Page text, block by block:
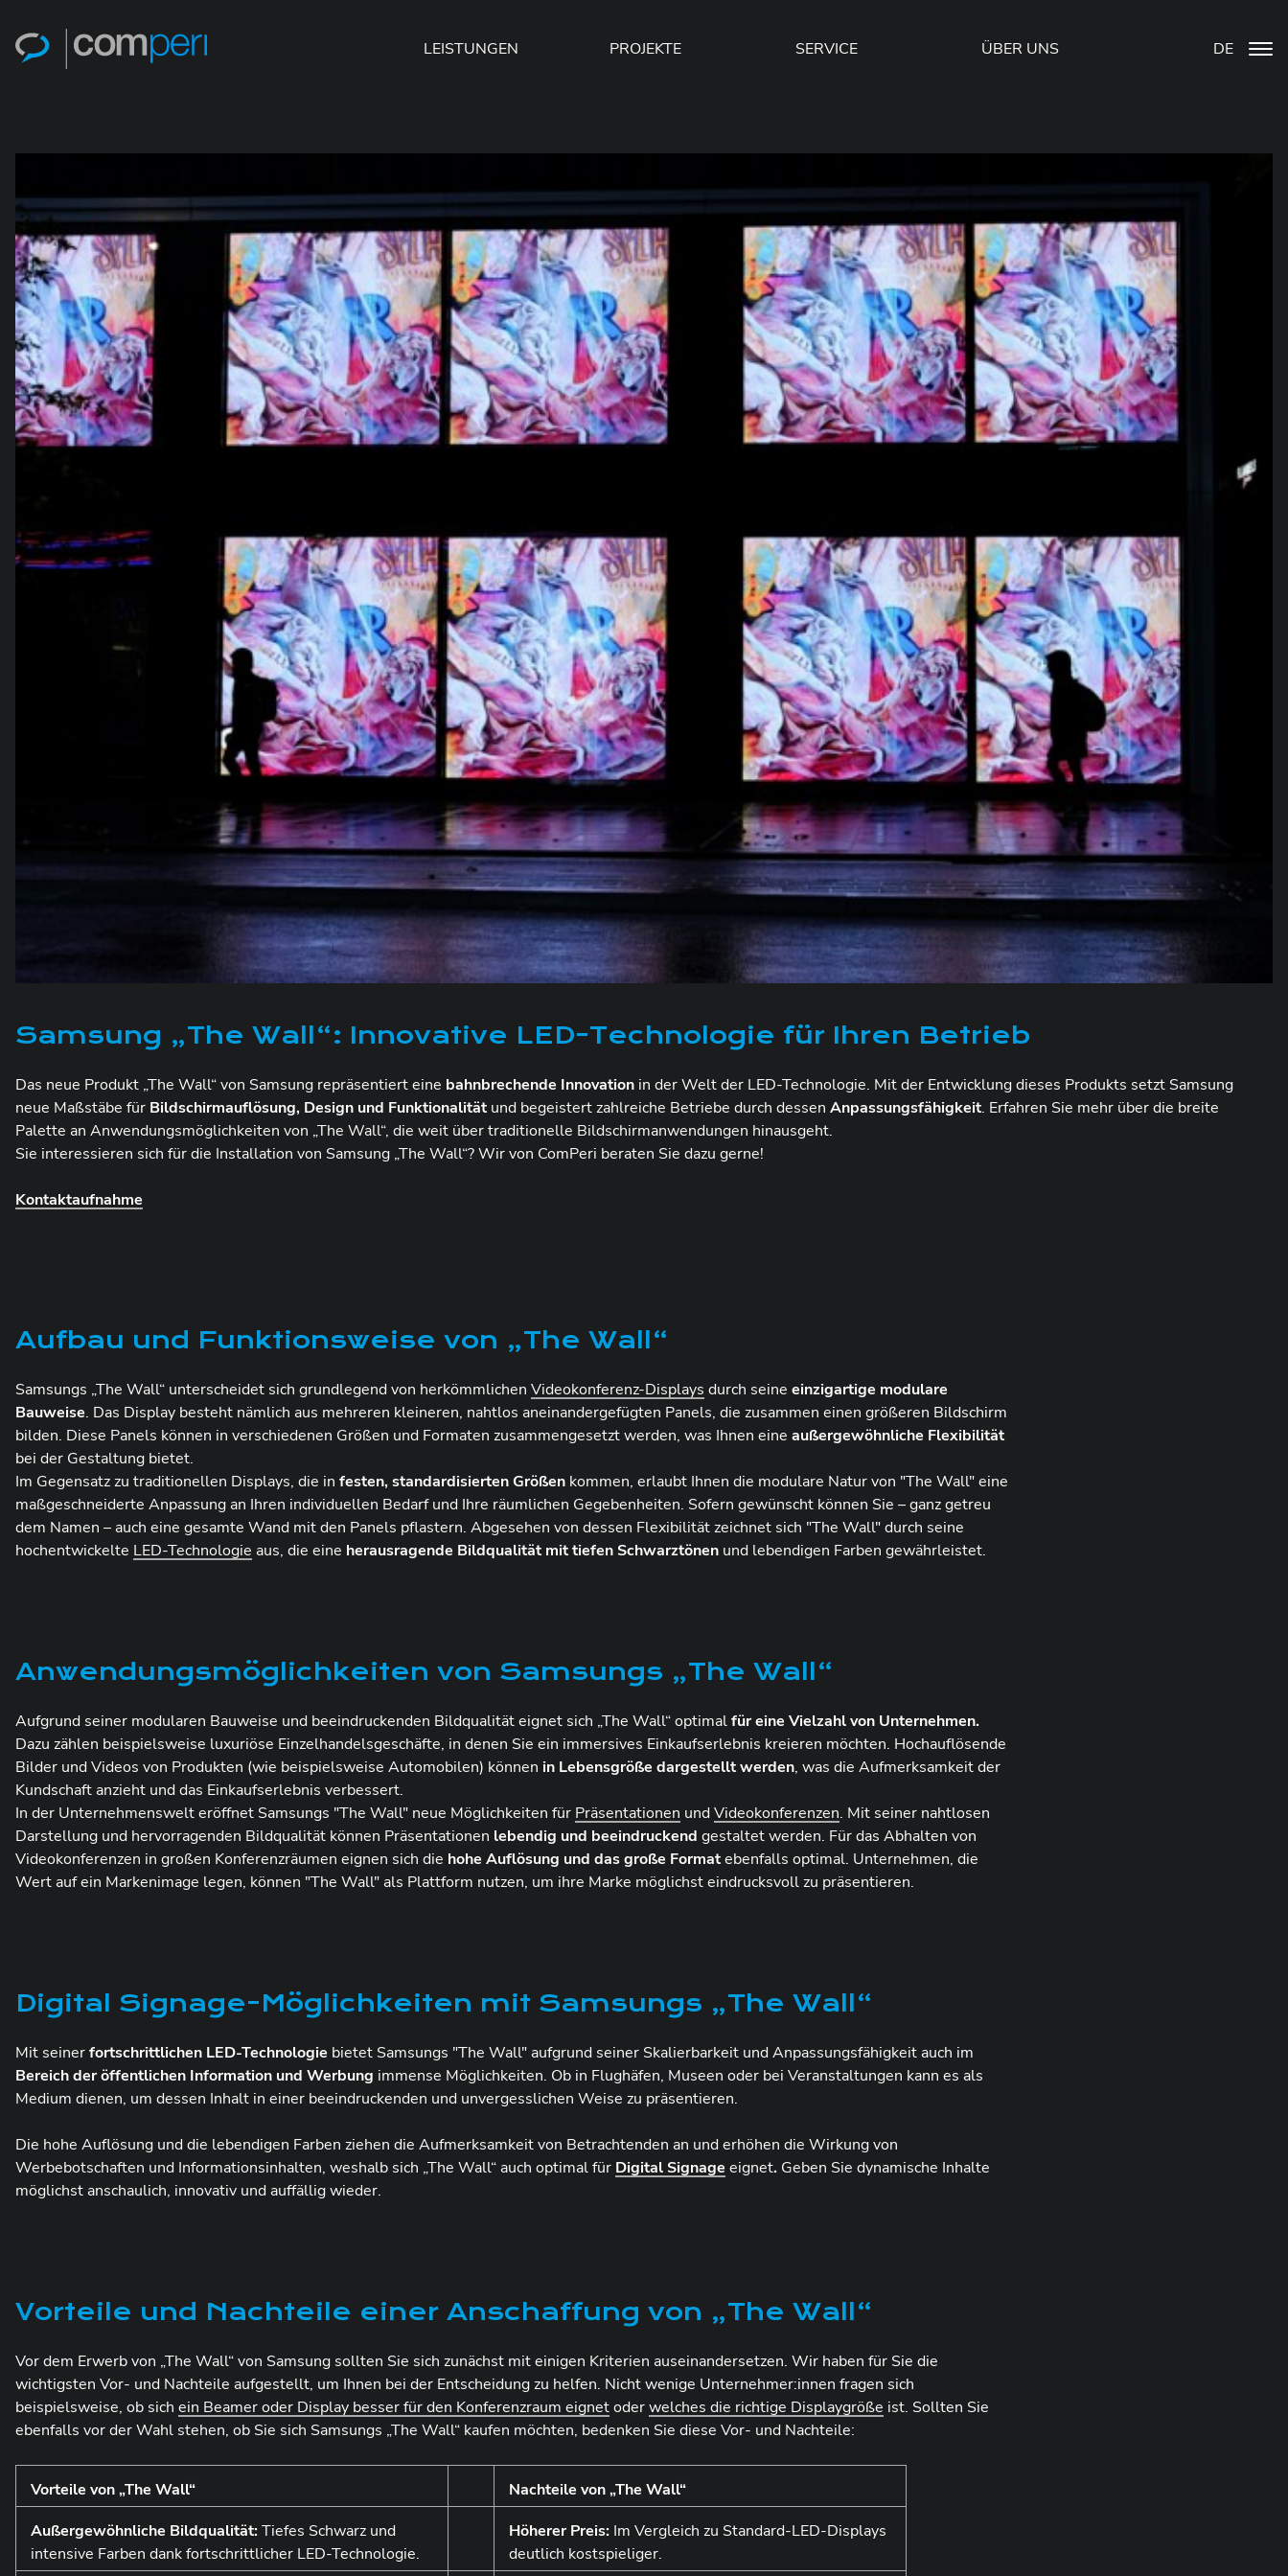
LEISTUNGEN PROJEKTE SERVICE ÜBER UNS DE
Samsung „The Wall“: Innovative LED-Technologie für Ihren Betrieb
Das neue Produkt „The Wall“ von Samsung repräsentiert eine bahnbrechende Innovation in der Welt der LED-Technologie. Mit der Entwicklung dieses Produkts setzt Samsung
neue Maßstäbe für Bildschirmauflösung, Design und Funktionalität und begeistert zahlreiche Betriebe durch dessen Anpassungsfähigkeit. Erfahren Sie mehr über die breite
Palette an Anwendungsmöglichkeiten von „The Wall“, die weit über traditionelle Bildschirmanwendungen hinausgeht.
Sie interessieren sich für die Installation von Samsung „The Wall“? Wir von ComPeri beraten Sie dazu gerne!
Kontaktaufnahme
Aufbau und Funktionsweise von „The Wall“
Samsungs „The Wall“ unterscheidet sich grundlegend von herkömmlichen Videokonferenz-Displays durch seine einzigartige modulare
Bauweise. Das Display besteht nämlich aus mehreren kleineren, nahtlos aneinandergefügten Panels, die zusammen einen größeren Bildschirm
bilden. Diese Panels können in verschiedenen Größen und Formaten zusammengesetzt werden, was Ihnen eine außergewöhnliche Flexibilität
bei der Gestaltung bietet.
Im Gegensatz zu traditionellen Displays, die in festen, standardisierten Größen kommen, erlaubt Ihnen die modulare Natur von "The Wall" eine
maßgeschneiderte Anpassung an Ihren individuellen Bedarf und Ihre räumlichen Gegebenheiten. Sofern gewünscht können Sie – ganz getreu
dem Namen – auch eine gesamte Wand mit den Panels pflastern. Abgesehen von dessen Flexibilität zeichnet sich "The Wall" durch seine
hochentwickelte LED-Technologie aus, die eine herausragende Bildqualität mit tiefen Schwarztönen und lebendigen Farben gewährleistet.
Anwendungsmöglichkeiten von Samsungs „The Wall“
Aufgrund seiner modularen Bauweise und beeindruckenden Bildqualität eignet sich „The Wall“ optimalfür eine Vielzahl von Unternehmen.
Dazu zählen beispielsweise luxuriöse Einzelhandelsgeschäfte, in denen Sie ein immersives Einkaufserlebnis kreieren möchten. Hochauflösende
Bilder und Videos von Produkten (wie beispielsweise Automobilen) können in Lebensgröße dargestellt werden, was die Aufmerksamkeit der
Kundschaft anzieht und das Einkaufserlebnis verbessert.
In der Unternehmenswelt eröffnet Samsungs "The Wall" neue Möglichkeiten für Präsentationen undVideokonferenzen. Mit seiner nahtlosen
Darstellung und hervorragenden Bildqualität können Präsentationen lebendig und beeindruckend gestaltet werden. Für das Abhalten von
Videokonferenzen in großen Konferenzräumen eignen sich die hohe Auflösung und das große Formatebenfalls optimal. Unternehmen, die
Wert auf ein Markenimage legen, können "The Wall" als Plattform nutzen, um ihre Marke möglichst eindrucksvoll zu präsentieren.
Digital Signage-Möglichkeiten mit Samsungs „The Wall“
Mit seinerfortschrittlichen LED-Technologie bietet Samsungs "The Wall" aufgrund seiner Skalierbarkeit und Anpassungsfähigkeit auch im
Bereich der öffentlichen Information und Werbung immense Möglichkeiten. Ob in Flughäfen, Museen oder bei Veranstaltungen kann es als
Medium dienen, um dessen Inhalt in einer beeindruckenden und unvergesslichen Weise zu präsentieren.
Die hohe Auflösung und die lebendigen Farben ziehen die Aufmerksamkeit von Betrachtenden an und erhöhen die Wirkung von
Werbebotschaften und Informationsinhalten, weshalb sich „The Wall“ auch optimal für Digital Signage eignet. Geben Sie dynamische Inhalte
möglichst anschaulich, innovativ und auffällig wieder.
Vorteile und Nachteile einer Anschaffung von „The Wall“
Vor dem Erwerb von „The Wall“ von Samsung sollten Sie sich zunächst mit einigen Kriterien auseinandersetzen. Wir haben für Sie die
wichtigsten Vor- und Nachteile aufgestellt, um Ihnen bei der Entscheidung zu helfen. Nicht wenige Unternehmer:innen fragen sich
beispielsweise, ob sich ein Beamer oder Display besser für den Konferenzraum eignetoderwelches die richtige Displaygröße ist. Sollten Sie
ebenfalls vor der Wahl stehen, ob Sie sich Samsungs „The Wall“ kaufen möchten, bedenken Sie diese Vor- und Nachteile:
Vorteile von „The Wall“
Nachteile von „The Wall“
Außergewöhnliche Bildqualität:Tiefes Schwarz und
intensive Farben dank fortschrittlicher LED-Technologie.
Höherer Preis: Im Vergleich zu Standard-LED-Displays
deutlich kostspieliger.